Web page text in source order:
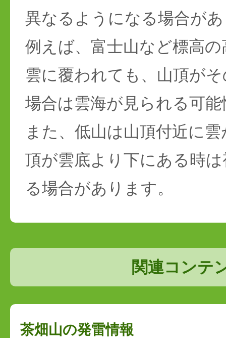
異なるようになる場合が
例えば、富士山など標高
雲に覆われても、山頂が
場合は雲海が見られる可
また、低山は山頂付近に
頂が雲底より下にある時
る場合があります。
関連コンテ
茶畑山の発雷情報